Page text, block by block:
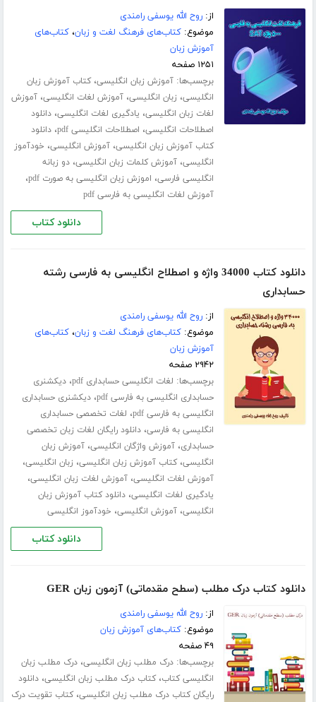
از:روح الله یوسفی رامندی
موضوع:کتاب‌های فرهنگ لغت و زبان،کتاب‌های
آموزش زبان
۱۲۵۱ صفحه
برچسب‌ها:آموزش زبان انگلیسی،کتاب آموزش زبان
انگلیسی، زبان انگلیسی،آموزش لغات انگلیسی،آموزش
لغات زبان انگلیسی، یادگیری لغات انگلیسی،دانلود
اصطلاحات انگلیسی، اصطلاحات انگلیسی pdf ،دانلود
کتاب آموزش زبان انگلیسی،آموزش انگلیسی، خودآموز
انگلیسی،آموزش کلمات زبان انگلیسی،دو زبانه
انگلیسی فارسی، اموزش زبان انگلیسی به صورت pdf ،
آموزش لغات انگلیسی به فارسی pdf
دانلود کتاب
دانلود کتاب 34000 واژه و اصطلاح انگلیسی به فارسی رشته
حسابداری
از:روح الله یوسفی رامندی
موضوع:کتاب‌های فرهنگ لغت و زبان،کتاب‌های
آموزش زبان
۲۹۴۲ صفحه
برچسب‌ها: لغات انگلیسی حسابداری pdf ،دیکشنری
حسابداری انگلیسی به فارسی pdf
،دیکشنری حسابداری
انگلیسی به فارسی pdf
، لغات تخصصی حسابداری
انگلیسی به فارسی،دانلود رایگان لغات زبان تخصصی
حسابداری،آموزش واژگان انگلیسی،آموزش زبان
انگلیسی،کتاب آموزش زبان انگلیسی، زبان انگلیسی،
آموزش لغات انگلیسی،آموزش لغات زبان انگلیسی،
یادگیری لغات انگلیسی،دانلود کتاب آموزش زبان
انگلیسی،آموزش انگلیسی، خودآموز انگلیسی
دانلود کتاب
دانلود کتاب درک مطلب (سطح مقدماتی) آزمون زبان GER
از:روح الله یوسفی رامندی
موضوع:کتاب‌های آموزش زبان
۴۹ صفحه
برچسب‌ها:درک مطلب زبان انگلیسی،درک مطلب زبان
انگلیسی کتاب،کتاب درک مطلب زبان انگلیسی،دانلود
رایگان کتاب درک مطلب زبان انگلیسی،کتاب تقویت درک